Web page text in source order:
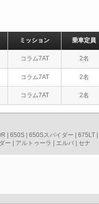
ミッション 乗車定員
コラム7AT 2名
コラム7AT 2名
コラム7AT 2名
650S 650Sスパイダー 675LT
ー アルトゥーラ エルバ セナ